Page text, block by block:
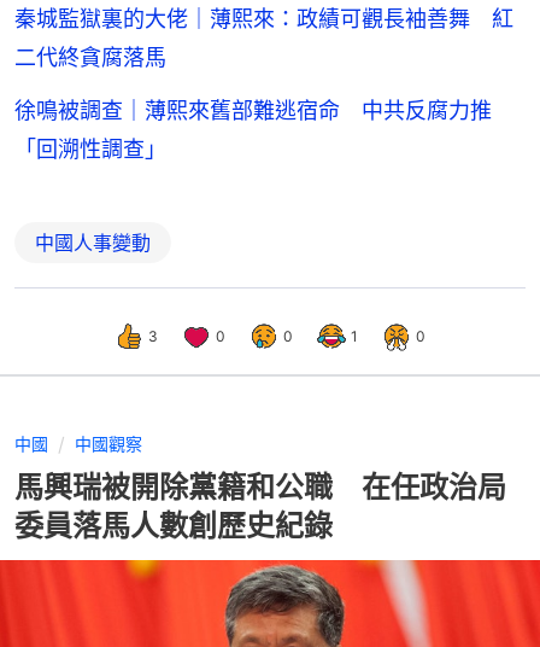
秦城監獄裏的大佬｜薄熙來：政績可觀長袖善舞 紅
二代終貪腐落馬
徐鳴被調查｜薄熙來舊部難逃宿命 中共反腐力推
「回溯性調查」
中國人事變動
3 0 0 1 0
中國 中國觀察
馬興瑞被開除黨籍和公職 在任政治局
委員落馬人數創歷史紀錄